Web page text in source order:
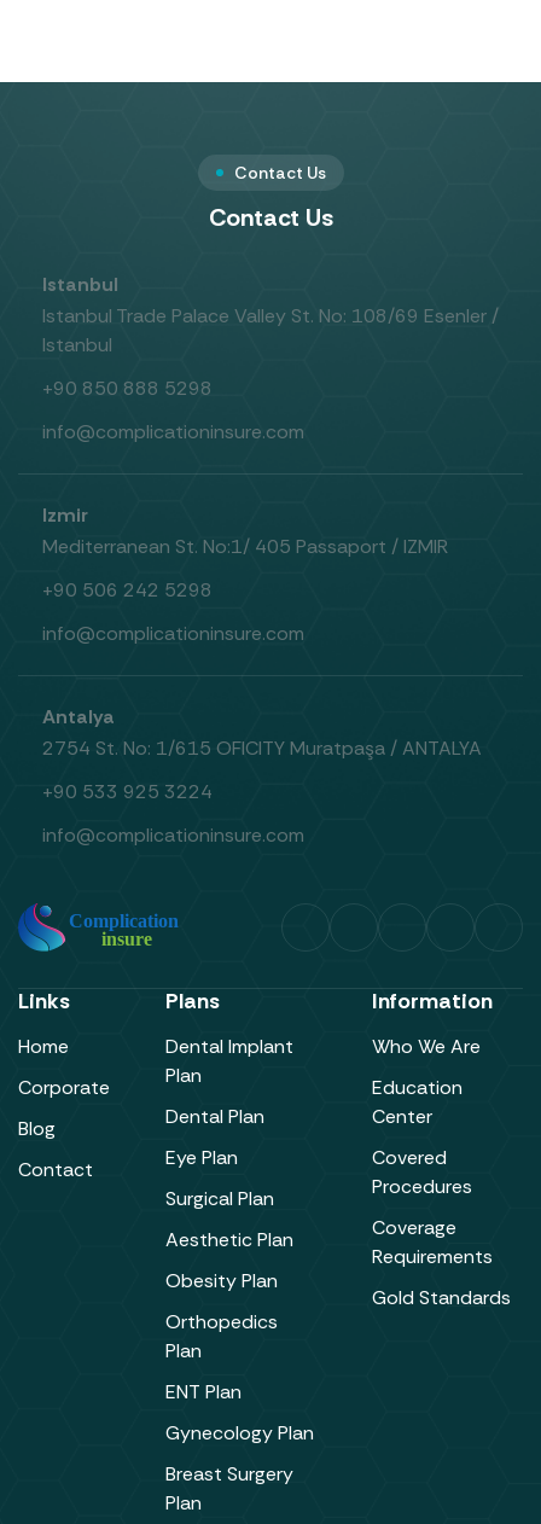
Contact Us
Contact Us
Istanbul
Istanbul Trade Palace Valley St. No: 108/69 Esenler /
Istanbul
+90 850 888 5298
info@complicationinsure.com
Izmir
Mediterranean St. No:1/ 405 Passaport / IZMIR
+90 506 242 5298
info@complicationinsure.com
Antalya
2754 St. No: 1/615 OFICITY Muratpaşa / ANTALYA
+90 533 925 3224
info@complicationinsure.com
Links
Home
Corporate
Blog
Contact
Plans
Dental Implant
Plan
Dental Plan
Eye Plan
Surgical Plan
Aesthetic Plan
Obesity Plan
Orthopedics
Plan
ENT Plan
Gynecology Plan
Breast Surgery
Plan
Information
Who We Are
Education
Center
Covered
Procedures
Coverage
Requirements
Gold Standards